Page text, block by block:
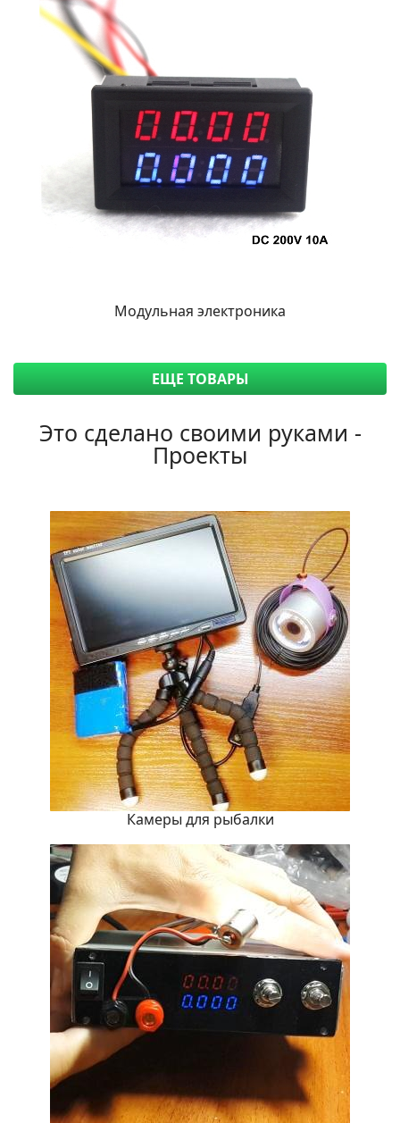
Модульная электроника
ЕЩЕ ТОВАРЫ
Это сделано своими руками -
Проекты
Камеры для рыбалки